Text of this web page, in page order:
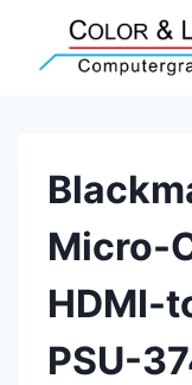
springen
Micro-
HDMI-
PSU-